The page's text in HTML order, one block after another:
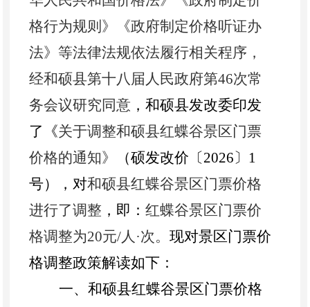
格行为规则》《政府制定价格听证办
法》等法律法规依法履行相关程序，
经和硕县第十八届人民政府第46次常
务会议研究同意 ，和硕县发改委印发
了《关于调整和硕县红蝶谷景区门票
价格的通知》
（硕发改价〔 2026〕1
号），对和硕县红蝶谷景区门票价格
进行了调整 ，即：红蝶谷景区门票价
格调整为20元/人·次。现对景区门票价
格调整政策解读如下：
一、和硕县红蝶谷景区门票价格